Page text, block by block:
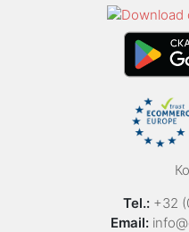
Tel.: +32
Email: